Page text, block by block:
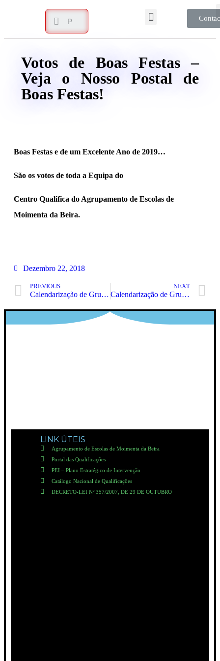
Votos de Boas Festas –
Veja o Nosso Postal de
Boas Festas!
Boas Festas e de um Excelente Ano de 2019…
São os votos de toda a Equipa do
Centro Qualifica do Agrupamento de Escolas de
Moimenta da Beira.
Dezembro 22, 2018
PREVIOUS
Calendarização de Grupos RVCC e Formações Modulares
NEXT
Calendarização de Grupos RVCC e Formações Modulares
LINK ÚTEIS
Agrupamento de Escolas de Moimenta da Beira
Portal das Qualificações
PEI – Plano Estratégico de Intervenção
Catálogo Nacional de Qualificações
DECRETO-LEI Nº 357/2007, DE 29 DE OUTUBRO